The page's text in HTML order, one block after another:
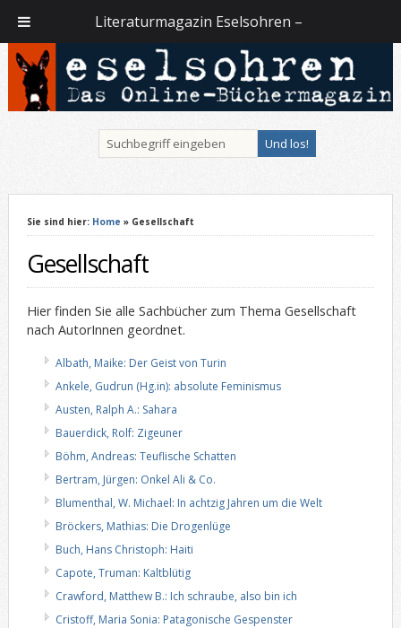
Sie sind hier: Home » Gesellschaft
Gesellschaft
Hier finden Sie alle Sachbücher zum Thema Gesellschaft
nach AutorInnen geordnet.
Albath, Maike: Der Geist von Turin
Ankele, Gudrun (Hg.in): absolute Feminismus
Austen, Ralph A.: Sahara
Bauerdick, Rolf: Zigeuner
Böhm, Andreas: Teuflische Schatten
Bertram, Jürgen: Onkel Ali & Co.
Blumenthal, W. Michael: In achtzig Jahren um die Welt
Bröckers, Mathias: Die Drogenlüge
Buch, Hans Christoph: Haiti
Capote, Truman: Kaltblütig
Crawford, Matthew B.: Ich schraube, also bin ich
Cristoff, Maria Sonia: Patagonische Gespenster
Literaturmagazin Eselsohren –